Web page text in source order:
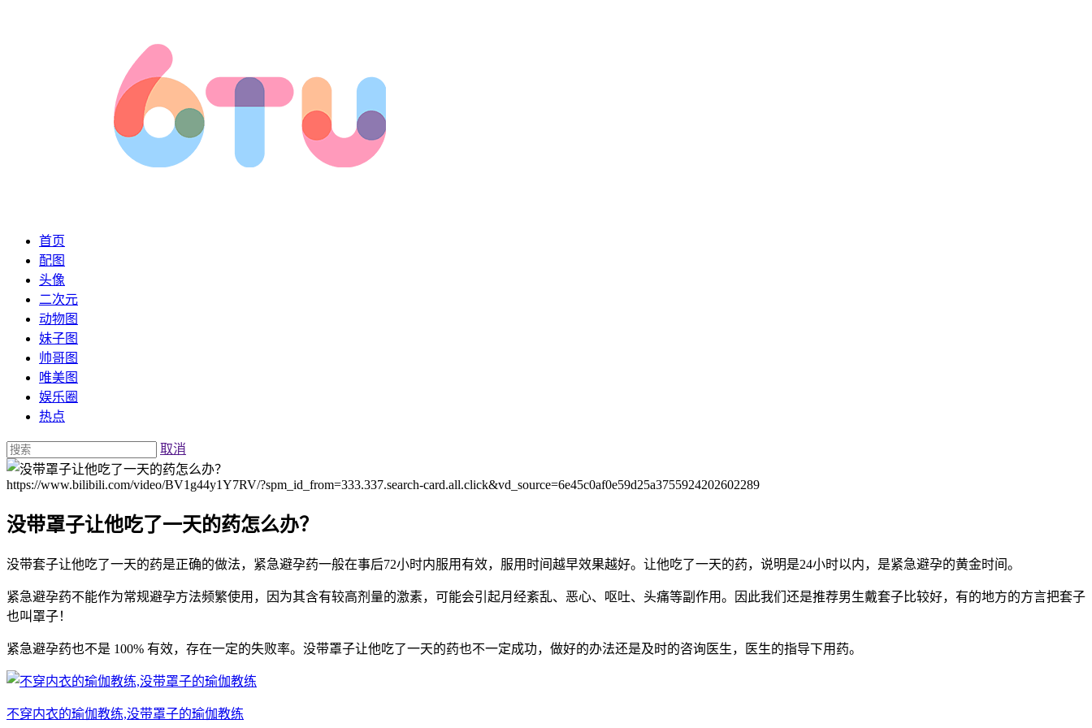
首页
配图
头像
二次元
动物图
妹子图
帅哥图
唯美图
娱乐圈
热点
取消
https://www.bilibili.com/video/BV1g44y1Y7RV/?spm_id_from=333.337.search-card.all.click&vd_source=6e45c0af0e59d25a3755924202602289
没带罩子让他吃了一天的药怎么办？
没带套子让他吃了一天的药是正确的做法，紧急避孕药一般在事后72小时内服用有效，服用时间越早效果越好。让他吃了一天的药，说明是24小时以内，是紧急避孕的黄金时间。
紧急避孕药不能作为常规避孕方法频繁使用，因为其含有较高剂量的激素，可能会引起月经紊乱、恶心、呕吐、头痛等副作用。因此我们还是推荐男生戴套子比较好，有的地方的方言把套子
也叫罩子！
紧急避孕药也不是 100% 有效，存在一定的失败率。没带罩子让他吃了一天的药也不一定成功，做好的办法还是及时的咨询医生，医生的指导下用药。
不穿内衣的瑜伽教练,没带罩子的瑜伽教练